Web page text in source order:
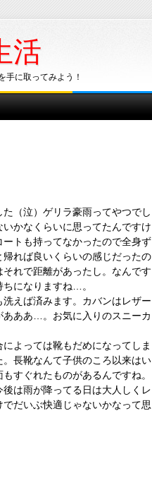
活
に取ってみよう！
（泣）ゲリラ豪雨ってやつでし
かなくらいに思ってたんですけ
トも持ってなかったので全身ず
れば良いくらいの感じだったの
れで距離があったし。なんです
になりますね…。
えば済みます。カバンはレザー
ああ…。お気に入りのスニーカ
よっては靴もだめになってしま
長靴なんて子供のころ以来はい
すぐれたものがあるんですね。
は雨が降ってる日は大人しくレ
だいぶ快適じゃないかなって思